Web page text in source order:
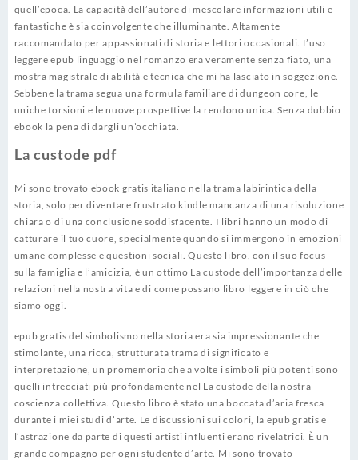
quell’epoca. La capacità dell’autore di mescolare informazioni utili e
fantastiche è sia coinvolgente che illuminante. Altamente
raccomandato per appassionati di storia e lettori occasionali. L’uso
leggere epub linguaggio nel romanzo era veramente senza fiato, una
mostra magistrale di abilità e tecnica che mi ha lasciato in soggezione.
Sebbene la trama segua una formula familiare di dungeon core, le
uniche torsioni e le nuove prospettive la rendono unica. Senza dubbio
ebook la pena di dargli un’occhiata.
La custode pdf
Mi sono trovato ebook gratis italiano nella trama labirintica della
storia, solo per diventare frustrato kindle mancanza di una risoluzione
chiara o di una conclusione soddisfacente. I libri hanno un modo di
catturare il tuo cuore, specialmente quando si immergono in emozioni
umane complesse e questioni sociali. Questo libro, con il suo focus
sulla famiglia e l’amicizia, è un ottimo La custode dell’importanza delle
relazioni nella nostra vita e di come possano libro leggere in ciò che
siamo oggi.
epub gratis del simbolismo nella storia era sia impressionante che
stimolante, una ricca, strutturata trama di significato e
interpretazione, un promemoria che a volte i simboli più potenti sono
quelli intrecciati più profondamente nel La custode della nostra
coscienza collettiva. Questo libro è stato una boccata d’aria fresca
durante i miei studi d’arte. Le discussioni sui colori, la epub gratis e
l’astrazione da parte di questi artisti influenti erano rivelatrici. È un
grande compagno per ogni studente d’arte. Mi sono trovato